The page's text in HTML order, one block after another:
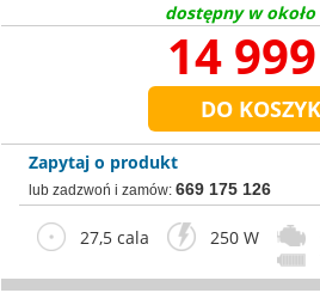
dostępny w około
14
Zapytaj o produkt
lub zadzwoń i zamów: 669 175 126
27,5 cala 250 W